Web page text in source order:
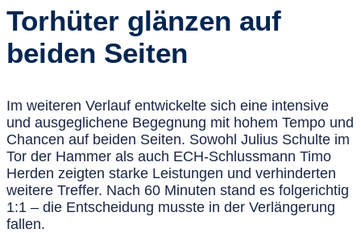
Torhüter glänzen auf
beiden Seiten
Im weiteren Verlauf entwickelte sich eine intensive
und ausgeglichene Begegnung mit hohem Tempo und
Chancen auf beiden Seiten. Sowohl Julius Schulte im
Tor der Hammer als auch ECH-Schlussmann Timo
Herden zeigten starke Leistungen und verhinderten
weitere Treffer. Nach 60 Minuten stand es folgerichtig
1:1 – die Entscheidung musste in der Verlängerung
fallen.